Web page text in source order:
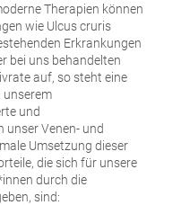
Therapien können
wie Ulcus cruris
Erkrankungen
bei uns behandelten
auf, so steht eine
unserem
und
Venen- und
Umsetzung dieser
die sich für unsere
durch die
sind: